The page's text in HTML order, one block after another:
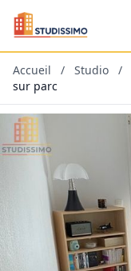
Accueil / Studio /
sur parc